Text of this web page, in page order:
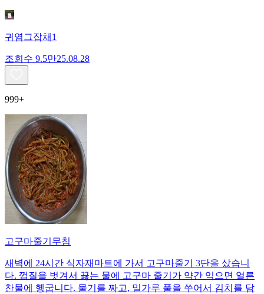
귀염그잡채1
조회수 9.5만25.08.28
999+
고구마줄기무침
새벽에 24시간 식자재마트에 가서 고구마줄기 3단을 샀습니
다. 껍질을 벗겨서 끓는 물에 고구마 줄기가 약간 익으면 얼른
찬물에 헹굽니다. 물기를 짜고, 밀가루 풀을 쑤어서 김치를 담